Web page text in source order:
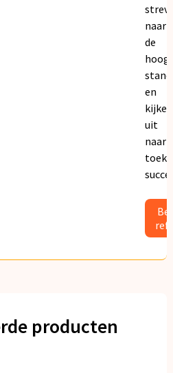
naar
de
en
kijken
uit
naar
producten